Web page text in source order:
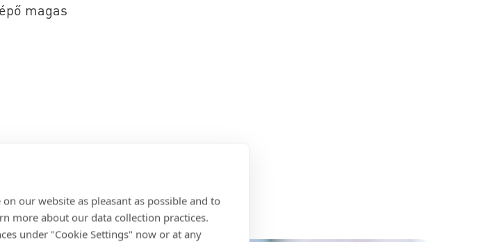
our website as pleasant as possible and to
more about our data collection practices.
under "Cookie Settings" now or at any
magas